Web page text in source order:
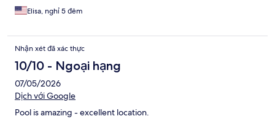
Elisa, nghỉ 5 đêm
Nhận xét đã xác thực
10/10 - Ngoại hạng
07/05/2026
Dịch với Google
Pool is amazing - excellent location.